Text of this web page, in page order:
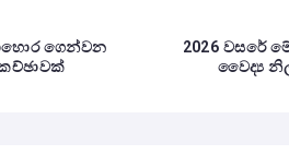
ගෙන්වන
2026 වසරේ
වෛද්‍ය